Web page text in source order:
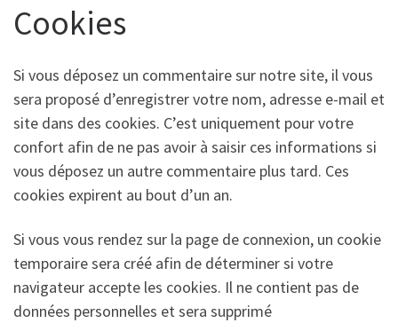
Cookies
Si vous déposez un commentaire sur notre site, il vous
sera proposé d’enregistrer votre nom, adresse e-mail et
site dans des cookies. C’est uniquement pour votre
confort afin de ne pas avoir à saisir ces informations si
vous déposez un autre commentaire plus tard. Ces
cookies expirent au bout d’un an.
Si vous vous rendez sur la page de connexion, un cookie
temporaire sera créé afin de déterminer si votre
navigateur accepte les cookies. Il ne contient pas de
données personnelles et sera supprimé